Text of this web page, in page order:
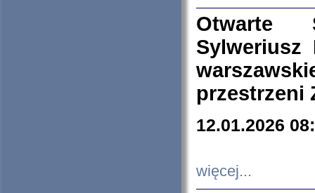
Otwarte
Sylweriusz
przestrzeni
12.01.2026
więcej...